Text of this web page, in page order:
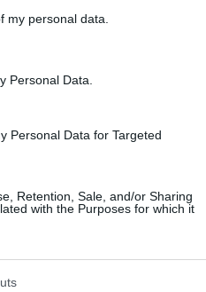
my personal data.
Personal Data.
Personal Data for Targeted
Retention, Sale, and/or Sharing
with the Purposes for which it
Niby jestem w okresie
czas świeżą krwią. Czuję w
takiej sytuacji. Proszę o
25.05 miałam wizytę u
ok.
powróciły regularne,
włosów oraz pieczenie
i